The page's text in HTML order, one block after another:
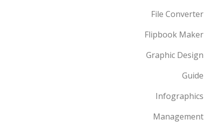
File Converter
Flipbook Maker
Graphic Design
Guide
Infographics
Management